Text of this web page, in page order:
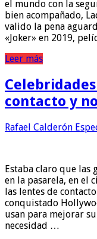
el mundo con la
bien acompañado,
valido la pena
«Joker» en 2019,
Leer más
contacto y
Rafael Calderón
Estaba claro que
en la pasarela, en el
las lentes de
conquistado
usan para mejorar
necesidad …